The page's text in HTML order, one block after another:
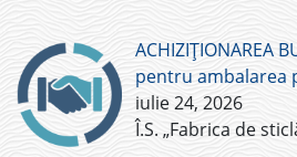
ACHIZIȚIONAREA
pentru ambalarea
iulie 24, 2026
Î.S. „Fabrica de